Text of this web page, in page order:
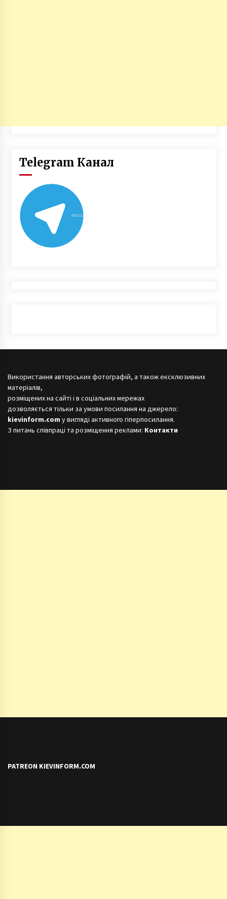
Telegram Канал
Використання авторських фотографій, а також ексклюзивних
матеріалів,
розміщених на сайті і в соціальних мережах
дозволяється тільки за умови посилання на джерело:
kievinform.com у вигляді активного гіперпосилання.
З питань співпраці та розміщення реклами: Контакти
PATREON KIEVINFORM.COM